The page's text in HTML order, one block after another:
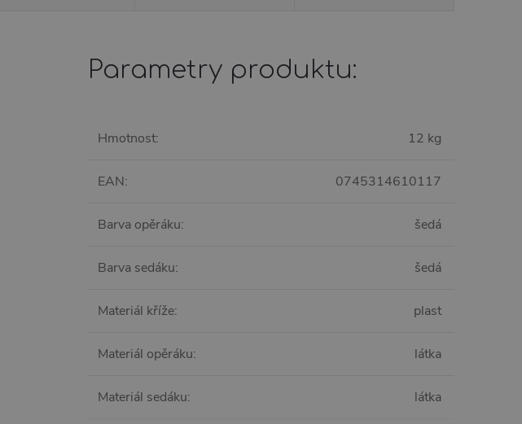
Parametry produktu:
Hmotnost: 12 kg
EAN: 0745314610117
Barva opěráku: šedá
Barva sedáku: šedá
Materiál kříže: plast
Materiál opěráku: látka
Materiál sedáku: látka